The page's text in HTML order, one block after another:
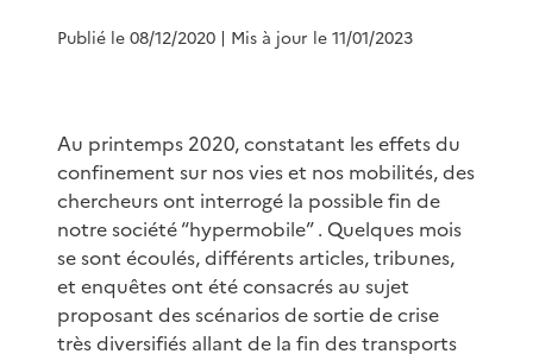
Publié le 08/12/2020 | Mis à jour le 11/01/2023
Au printemps 2020, constatant les effets du
confinement sur nos vies et nos mobilités, des
chercheurs ont interrogé la possible fin de
notre société “hypermobile” . Quelques mois
se sont écoulés, différents articles, tribunes,
et enquêtes ont été consacrés au sujet
proposant des scénarios de sortie de crise
très diversifiés allant de la fin des transports